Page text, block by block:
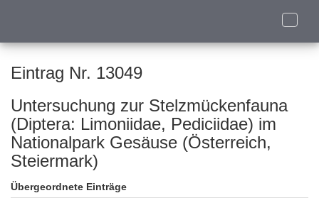
Toggle
Eintrag Nr. 13049
Untersuchung zur Stelzmückenfauna
(Diptera: Limoniidae, Pediciidae) im
Nationalpark Gesäuse (Österreich,
Steiermark)
Übergeordnete Einträge